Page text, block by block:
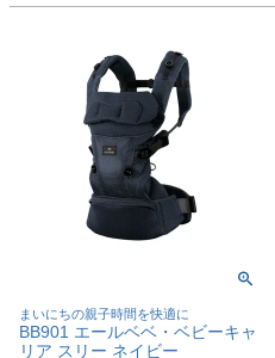
まいにちの親子時間を快適に
BB901 エールベベ・ベビーキャ
リア スリー ネイビー